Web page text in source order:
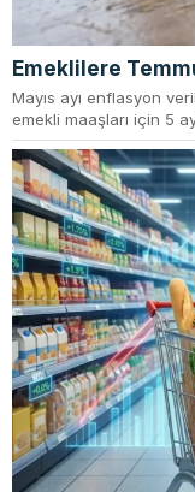
Emeklilere
Mayıs ayı enflasyon
emekli maaşları için 5